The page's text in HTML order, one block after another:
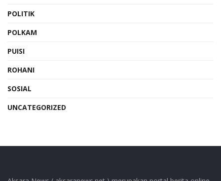
POLITIK
POLKAM
PUISI
ROHANI
SOSIAL
UNCATEGORIZED